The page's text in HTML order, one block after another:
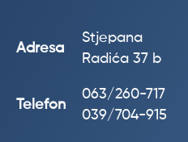
Adresa
Stjepana
Radića 37 b
Telefon
063/260-717
039/704-915